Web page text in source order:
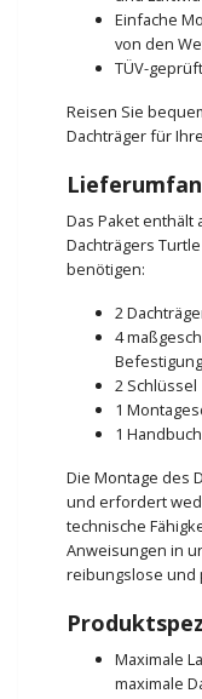
Einfache
von den
TÜV-
Reisen Sie
Dachträger für
Das Paket enthält
Dachträgers
benötigen:
2
4
2 Schlüssel
1
1
Die Montage des
und erfordert
technische
Anweisungen in
reibungslose und
Maximale
maximale